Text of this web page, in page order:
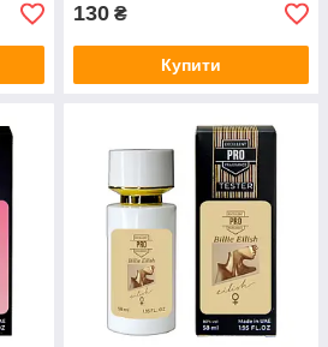
130 ₴
Купити